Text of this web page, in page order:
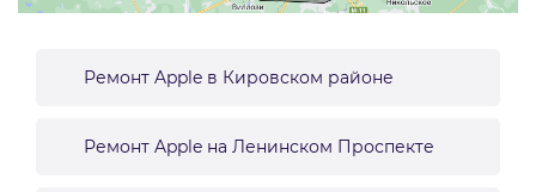
Ремонт Apple в Кировском районе
Ремонт Apple на Ленинском Проспекте